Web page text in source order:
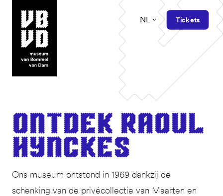
museum van Bommel van Dam
NL Tickets
Ont­dek Raoul
Hynckes
Ons museum ontstond in 1969 dankzij de
schenking van de privécollectie van Maarten en